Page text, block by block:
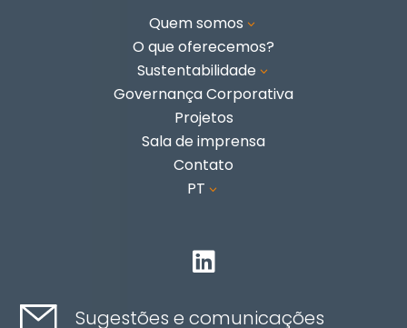
Quem somos 3
O que oferecemos?
Sustentabilidade 3
Governança Corporativa
Projetos
Sala de imprensa
Contato
PT 3

Sugestões e comunicações